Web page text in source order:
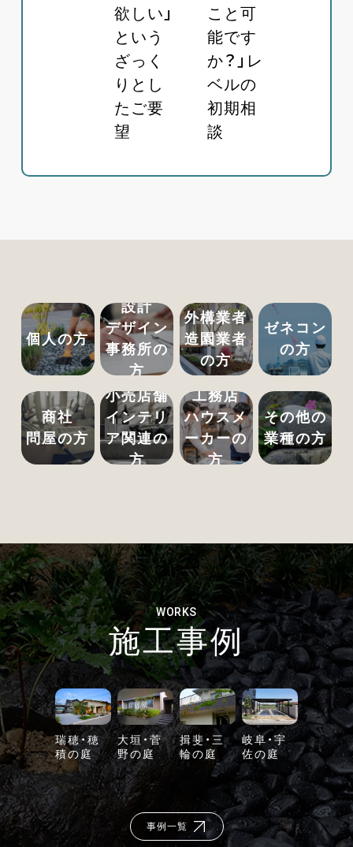
欲しい」
という
ざっく
りとし
たご要
望
こと可
能です
か？」レ
ベルの
初期相
談
個人の方
設計
デザイン
事務所の
方
外構業者
造園業者
の方
ゼネコン
の方
商社
問屋の方
小売店舗
インテリ
ア関連の
方
工務店
ハウスメ
ーカーの
方
その他の
業種の方
WORKS
施工事例
瑞穂・穂
積の庭
大垣・菅
野の庭
揖斐・三
輪の庭
岐阜・宇
佐の庭
事例一覧